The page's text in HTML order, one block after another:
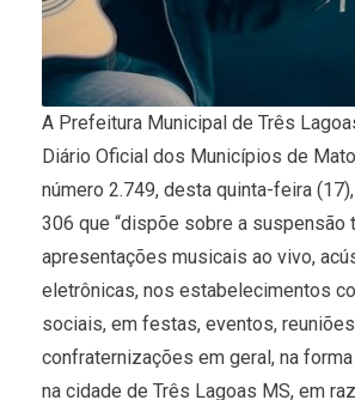
A Prefeitura Municipal de Três
Diário Oficial dos Municípios de
número 2.749, desta quinta-feira
306 que “dispõe sobre a suspensão
apresentações musicais ao vivo,
eletrônicas, nos estabelecimentos
sociais, em festas, eventos,
confraternizações em geral, na
na cidade de Três Lagoas MS, em